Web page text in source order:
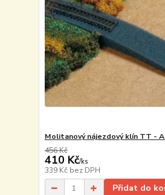
Molitanový nájezdový klín TT -
456 Kč
410 Kč/ks
339 Kč bez DPH
Přidat do